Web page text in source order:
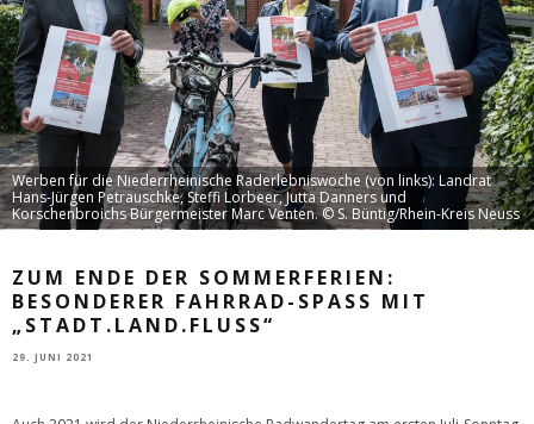
Werben für die Niederrheinische Raderlebniswoche (von links): Landrat
Hans-Jürgen Petrauschke, Steffi Lorbeer, Jutta Danners und
Korschenbroichs Bürgermeister Marc Venten. © S. Büntig/Rhein-Kreis Neuss
ZUM ENDE DER SOMMERFERIEN:
BESONDERER FAHRRAD-SPASS MIT „
STADT.LAND.FLUSS“
29. JUNI 2021